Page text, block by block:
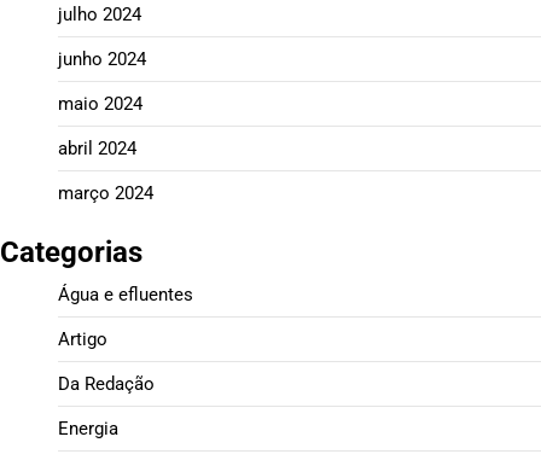
julho 2024
junho 2024
maio 2024
abril 2024
março 2024
Categorias
Água e efluentes
Artigo
Da Redação
Energia